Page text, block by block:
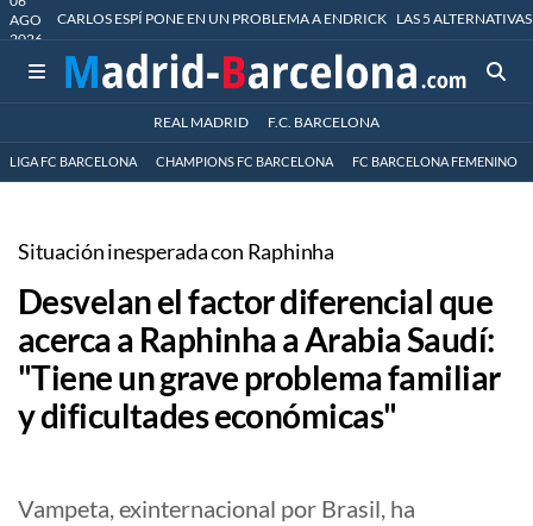
AGO
2026
CARLOS ESPÍ PONE EN UN PROBLEMA A ENDRICK LAS 5
REAL MADRID F.C. BARCELONA
LIGA FC BARCELONA CHAMPIONS FC BARCELONA FC BARCELONA FEMENINO
Situación inesperada con Raphinha
Desvelan el factor diferencial que
acerca a Raphinha a Arabia Saudí:
"Tiene un grave problema familiar
y dificultades económicas"
Vampeta, exinternacional por Brasil, ha